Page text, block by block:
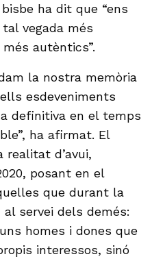
ha dit que “ens
vegada més
autèntics”.
la nostra memòria
esdeveniments
definitiva en el temps
ha afirmat. El
realitat d’avui,
posant en el
que durant la
servei dels demés:
homes i dones que
interessos, sinó